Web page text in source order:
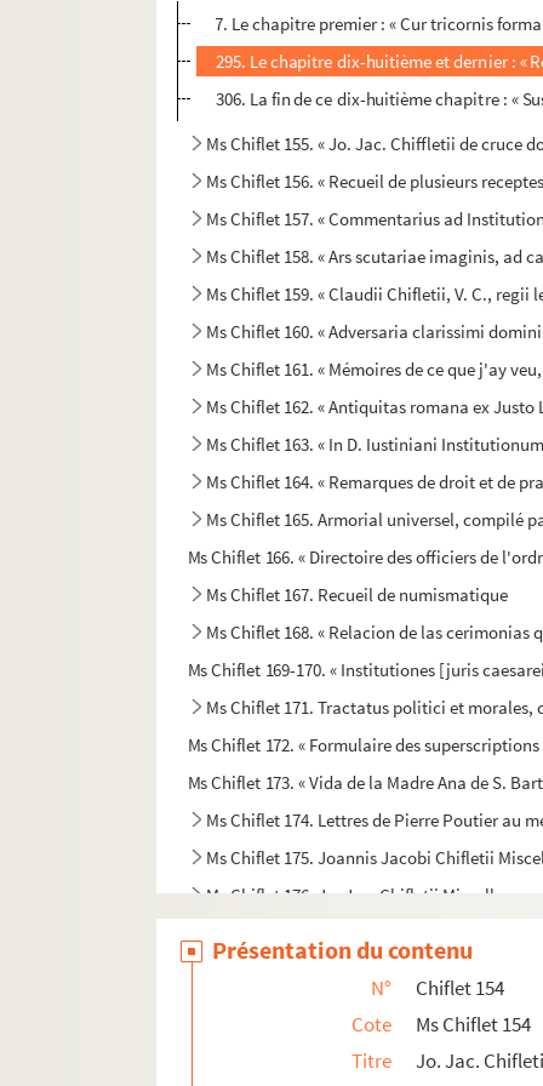
7. Le chapitre premier : « Cur tricornis
295. Le chapitre dix-huitième et dernier : «
306. La fin de ce dix-huitième chapitre : «
Ms Chiflet 155. « Jo. Jac. Chiffletii de cruce
Ms Chiflet 156. « Recueil de plusieurs
Ms Chiflet 157. « Commentarius ad
Ms Chiflet 158. « Ars scutariae imaginis, ad
Ms Chiflet 159. « Claudii Chifletii, V. C.,
Ms Chiflet 160. « Adversaria clarissimi
Ms Chiflet 161. « Mémoires de ce que j'ay
Ms Chiflet 162. « Antiquitas romana ex
Ms Chiflet 163. « In D. Iustiniani
Ms Chiflet 164. « Remarques de droit et de
Ms Chiflet 165. Armorial universel, compilé
Ms Chiflet 166. « Directoire des officiers de
Ms Chiflet 167. Recueil de numismatique
Ms Chiflet 168. « Relacion de las
Ms Chiflet 169-170. « Institutiones [juris
Ms Chiflet 171. Tractatus politici et
Ms Chiflet 172. « Formulaire des
Ms Chiflet 173. « Vida de la Madre Ana de S.
Ms Chiflet 174. Lettres de Pierre Poutier au
Ms Chiflet 175. Joannis Jacobi Chifletii
Ms Chiflet 176. Jo. Jac. Chifletii
Présentation du contenu
N°
Chiflet 154
Cote
Ms Chiflet 154
Titre
Jo. Jac.